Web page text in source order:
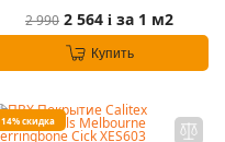
2 990 2 564 i за 1 м2
Купить
14% скидка